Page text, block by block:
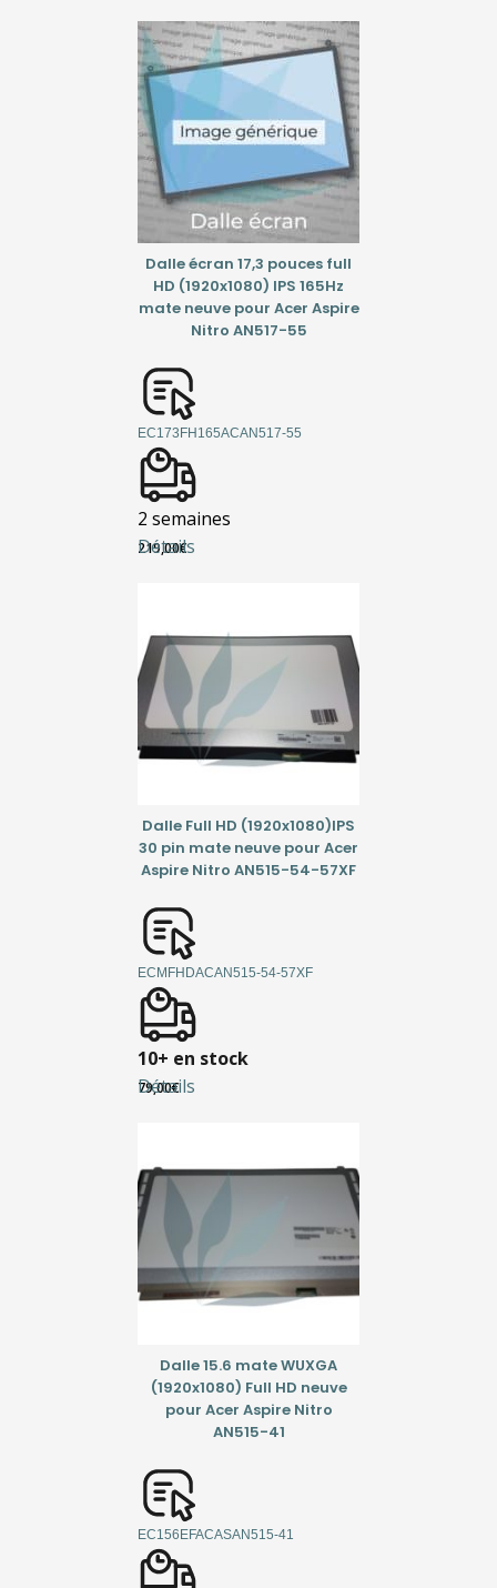
Détails
Dalle écran 17,3 pouces full
HD (1920x1080) IPS 165Hz
mate neuve pour Acer Aspire
Nitro AN517-55
EC173FH165ACAN517-55
2 semaines
219,00€
Détails
Dalle Full HD (1920x1080)IPS
30 pin mate neuve pour Acer
Aspire Nitro AN515-54-57XF
ECMFHDACAN515-54-57XF
10+ en stock
79,00€
Dalle 15.6 mate WUXGA
(1920x1080) Full HD neuve
pour Acer Aspire Nitro
AN515-41
EC156EFACASAN515-41